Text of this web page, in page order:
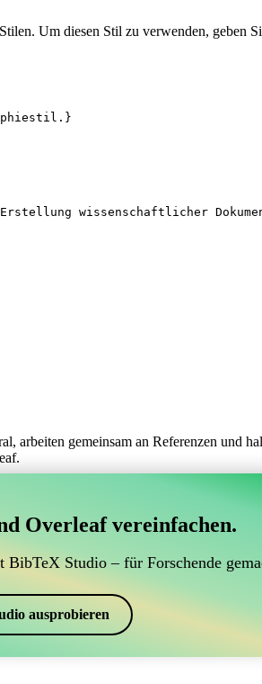
Um diesen Stil zu verwenden, geben
Erstellung wissenschaftlicher
arbeiten gemeinsam an Referenzen und
das sich mit
das sich mit Overleaf
verwalten, könnte CiteDrive genau das
erstellen. Wenn Sie also nach
Overleaf vereinfachen.
Studio – für Forschende
ausprobieren